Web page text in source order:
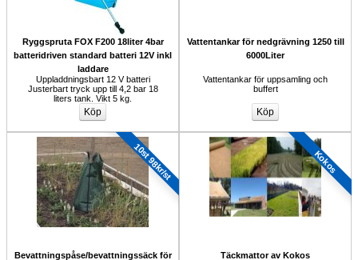
Ryggspruta FOX F200 18liter 4bar
batteridriven standard batteri 12V inkl
laddare
Uppladdningsbart 12 V batteri
Justerbart tryck upp till 4,2 bar 18
liters tank. Vikt 5 kg.
Vattentankar för nedgrävning 1250 till
6000Liter
Vattentankar för uppsamling och
buffert
10st 98kr/st
Bevattningspåse/bevattningssäck för
Kokos
Täckmattor av Kokos